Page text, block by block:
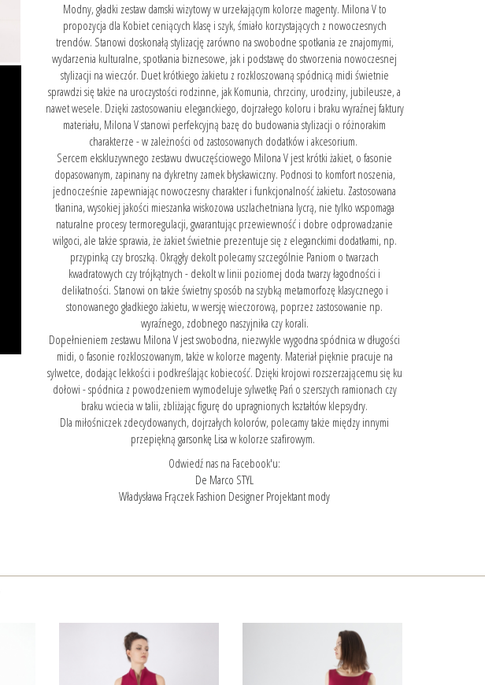
Modny, gładki zestaw damski wizytowy w urzekającym kolorze magenty. Milona V to
propozycja dla Kobiet ceniących klasę i szyk, śmiało korzystających z nowoczesnych
trendów. Stanowi doskonałą stylizację zarówno na swobodne spotkania ze znajomymi,
wydarzenia kulturalne, spotkania biznesowe, jak i podstawę do stworzenia nowoczesnej
stylizacji na wieczór. Duet krótkiego żakietu z rozkloszowaną spódnicą midi świetnie
sprawdzi się także na uroczystości rodzinne, jak Komunia, chrzciny, urodziny, jubileusze, a
nawet wesele. Dzięki zastosowaniu eleganckiego, dojrzałego koloru i braku wyraźnej faktury
materiału, Milona V stanowi perfekcyjną bazę do budowania stylizacji o różnorakim
charakterze - w zależności od zastosowanych dodatków i akcesorium.
Sercem ekskluzywnego zestawu dwuczęściowego Milona V jest krótki żakiet, o fasonie
dopasowanym, zapinany na dykretny zamek błyskawiczny. Podnosi to komfort noszenia,
jednocześnie zapewniając nowoczesny charakter i funkcjonalność żakietu. Zastosowana
tkanina, wysokiej jakości mieszanka wiskozowa uszlachetniana lycrą, nie tylko wspomaga
naturalne procesy termoregulacji, gwarantując przewiewność i dobre odprowadzanie
wilgoci, ale także sprawia, że żakiet świetnie prezentuje się z eleganckimi dodatkami, np.
przypinką czy broszką. Okrągły dekolt polecamy szczególnie Paniom o twarzach
kwadratowych czy trójkątnych - dekolt w linii poziomej doda twarzy łagodności i
delikatności. Stanowi on także świetny sposób na szybką metamorfozę klasycznego i
stonowanego gładkiego żakietu, w wersję wieczorową, poprzez zastosowanie np.
wyraźnego, zdobnego naszyjnika czy korali.
Dopełnieniem zestawu Milona V jest swobodna, niezwykle wygodna spódnica w długości
midi, o fasonie rozkloszowanym, także w kolorze magenty. Materiał pięknie pracuje na
sylwetce, dodając lekkości i podkreślając kobiecość. Dzięki krojowi rozszerzającemu się ku
dołowi - spódnica z powodzeniem wymodeluje sylwetkę Pań o szerszych ramionach czy
braku wciecia w talii, zbliżając figurę do upragnionych kształtów klepsydry.
Dla miłośniczek zdecydowanych, dojrzałych kolorów, polecamy także między innymi
przepięknągarsonkę Lisa w kolorze szafirowym.
Odwiedź nas na Facebook'u:
De Marco STYL
Władysława Frączek Fashion Designer Projektant mody